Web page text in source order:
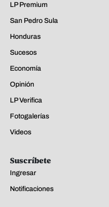
LP Premium
San Pedro Sula
Honduras
Sucesos
Economía
Opinión
LP Verifica
Fotogalerías
Videos
Suscríbete
Ingresar
Notificaciones